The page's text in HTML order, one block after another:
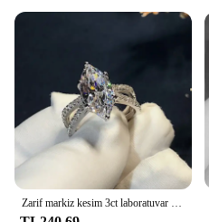
Zarif markiz kesim 3ct laboratuvar elmas yüzük beyaz altın dolu Bijou nişan alyans kadınlar için gelin partisi takı